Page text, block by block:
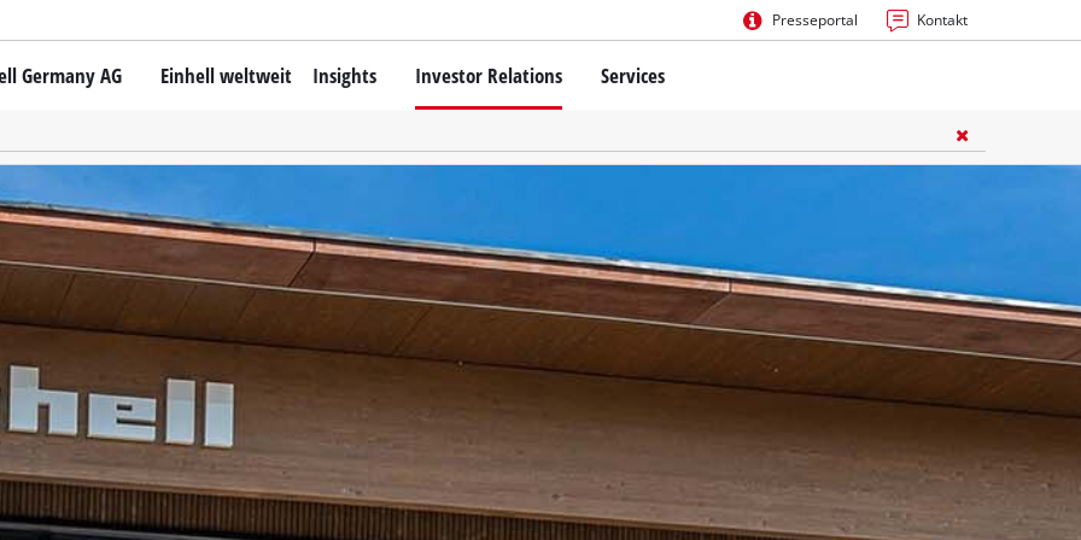
Presseportal Kontakt
Germany AG Einhell weltweit Insights Investor Relations Services